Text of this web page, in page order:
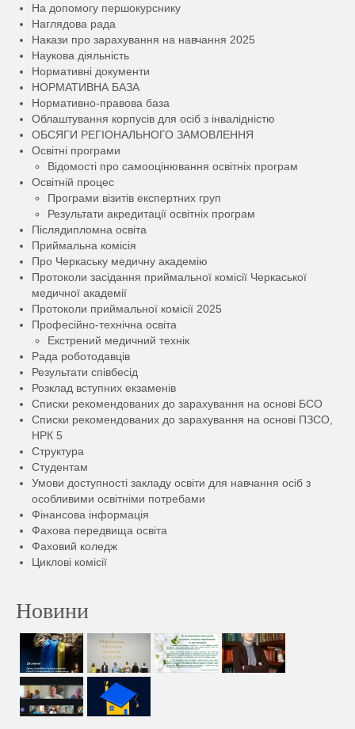
На допомогу першокурснику
Наглядова рада
Накази про зарахування на навчання 2025
Наукова діяльність
Нормативні документи
НОРМАТИВНА БАЗА
Нормативно-правова база
Облаштування корпусів для осіб з інвалідністю
ОБСЯГИ РЕГІОНАЛЬНОГО ЗАМОВЛЕННЯ
Освітні програми
Відомості про самооцінювання освітніх програм
Освітній процес
Програми візитів експертних груп
Результати акредитації освітніх програм
Післядипломна освіта
Приймальна комісія
Про Черкаську медичну академію
Протоколи засідання приймальної комісії Черкаської
медичної академії
Протоколи приймальної комісії 2025
Професійно-технічна освіта
Екстрений медичний технік
Рада роботодавців
Результати співбесід
Розклад вступних екзаменів
Списки рекомендованих до зарахування на основі БСО
Списки рекомендованих до зарахування на основі ПЗСО,
НРК 5
Структура
Студентам
Умови доступності закладу освіти для навчання осіб з
особливими освітніми потребами
Фінансова інформація
Фахова передвища освіта
Фаховий коледж
Циклові комісії
Новини